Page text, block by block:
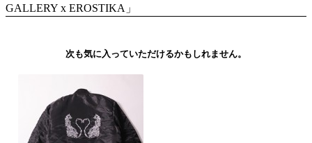
GALLERY x EROSTIKA」
次も気に入っていただけるかもしれません。